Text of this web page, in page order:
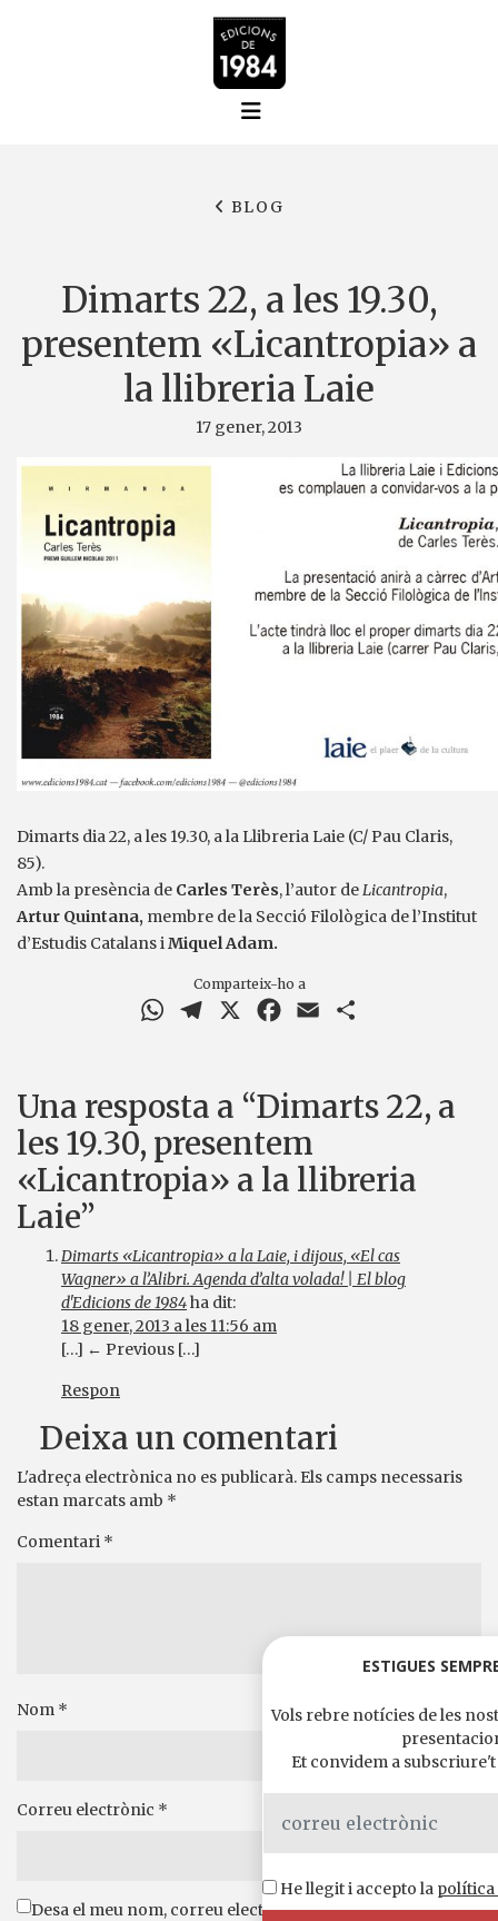
BLOG
Dimarts 22, a les 19.30,
presentem «Licantropia» a
la llibreria Laie
17 gener, 2013
Dimarts dia 22, a les 19.30, a la Llibreria Laie (C/ Pau Claris,
85).
Amb la presència de Carles Terès, l’autor deLicantropia,
Artur Quintana, membre de la Secció Filològica de l’Institut
d’Estudis Catalans iMiquel Adam.
Comparteix-ho a
WhatsAppTelegram Facebook
Email
Una resposta a “Dimarts 22, a
les 19.30, presentem
«Licantropia» a la llibreria
Laie”
Dimarts «Licantropia» a la Laie, i dijous, «El cas
Wagner» a l’Alibri. Agenda d’alta volada! | El blog
d'Edicions de 1984ha dit:
18 gener, 2013 a les 11:56 am
[…] ← Previous […]
Respon
Deixa un comentari
L'adreça electrònica no es publicarà. Els camps necessaris
estan marcats amb *
Comentari *
Nom *
Correu electrònic *
Desa el meu nom, correu electrònic i lloc web en aquest
ESTIGUES
Vols rebre notícies de les
Et convidem a
He llegit i accepto la política